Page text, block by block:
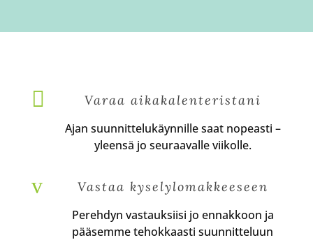
 Varaa aikakalenteristani
Ajan suunnittelukäynnille saat nopeasti –
yleensä jo seuraavalle viikolle.
v Vastaa kyselylomakkeeseen
Perehdyn vastauksiisi jo ennakkoon ja
pääsemme tehokkaasti suunnitteluun